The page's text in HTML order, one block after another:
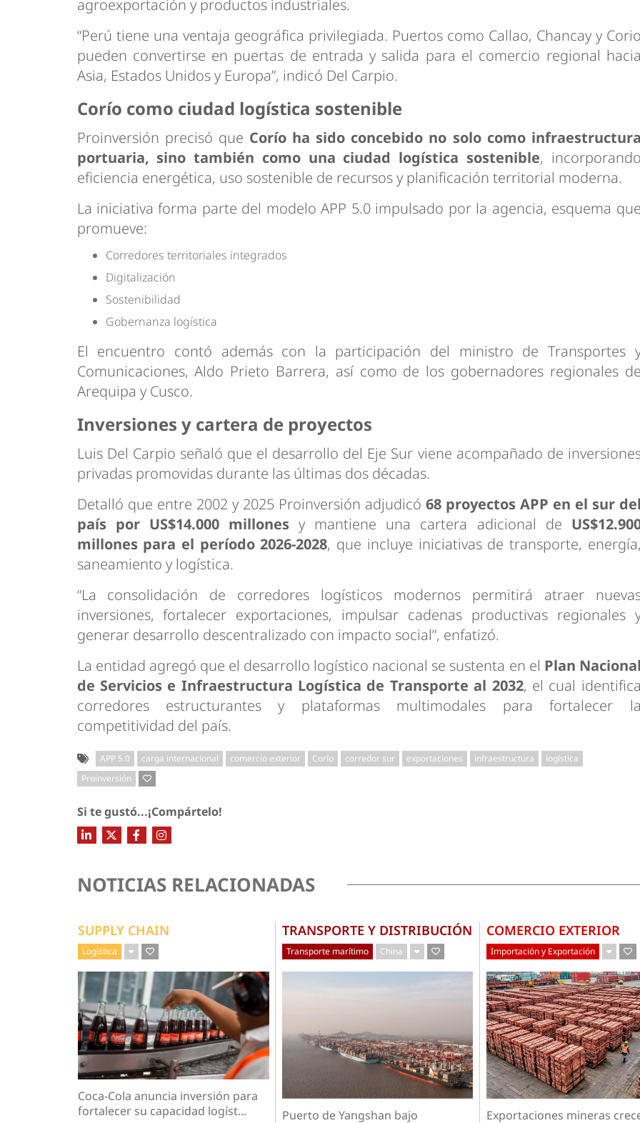
agroexportación y productos industriales.
“Perú tiene una ventaja geográfica privilegiada. Puertos como Callao, Chancay y Corio
pueden convertirse en puertas de entrada y salida para el comercio regional hacia
Asia, Estados Unidos y Europa”, indicó Del Carpio.
Corío como ciudad logística sostenible
Proinversión precisó que Corío ha sido concebido no solo como infraestructura
portuaria, sino también como una ciudad logística sostenible, incorporando
eficiencia energética, uso sostenible de recursos y planificación territorial moderna.
La iniciativa forma parte del modelo APP 5.0 impulsado por la agencia, esquema que
promueve:
Corredores territoriales integrados
Digitalización
Sostenibilidad
Gobernanza logística
El encuentro contó además con la participación del ministro de Transportes
Comunicaciones, Aldo Prieto Barrera, así como de los gobernadores regionales de
Arequipa y Cusco.
Inversiones y cartera de proyectos
Luis Del Carpio señaló que el desarrollo del Eje Sur viene acompañado de
privadas promovidas durante las últimas dos décadas.
Detalló que entre 2002 y 2025 Proinversión adjudicó 68 proyectos APP en el sur del
país por US$14.000 millonesy mantiene una cartera adicional de
millones para el período 2026-2028, que incluye iniciativas de transporte, energía,
saneamiento y logística.
“La consolidación de corredores logísticos modernos permitirá atraer
inversiones, fortalecer exportaciones, impulsar cadenas productivas regionales
generar desarrollo descentralizado con impacto social”, enfatizó.
La entidad agregó que el desarrollo logístico nacional se sustenta en el Plan Nacional
de Servicios e Infraestructura Logística de Transporte al 2032, el cual identifica
corredores estructurantes y plataformas multimodales para fortalecer la
competitividad del país.
APP 5.0 carga internacional comercio exterior Corío corredor sur exportaciones infraestructura
logística
Proinversión
Si te gustó...¡Compártelo!
NOTICIAS RELACIONADAS
SUPPLY CHAIN
Logística
Coca-Cola anuncia inversión para
fortalecer su capacidad logíst...
TRANSPORTE Y DISTRIBUCIÓN
Transporte marítimo China
Puerto de Yangshan bajo
COMERCIO EXTERIOR
Importación y Exportación
Exportaciones mineras